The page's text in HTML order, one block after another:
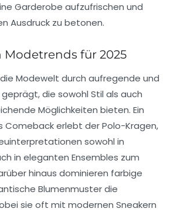
Garderobe aufzufrischen und
Ausdruck zu betonen.
Modetrends für 2025
Modewelt durch aufregende und
die sowohl Stil als auch
Möglichkeiten bieten. Ein
Comeback erlebt derPolo-Kragen,
sowohl in
in eleganten Ensembles zum
hinaus dominieren farbige
Blumenmusterdie
sie oft mit modernen Sneakern